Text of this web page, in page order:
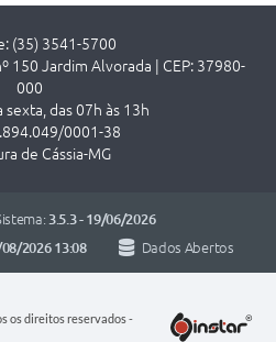
(35) 3541-5700
150 Jardim Alvorada | CEP: 37980-
000
sexta, das 07h às 13h
0001-38
de Cássia-MG
3.5.3 - 19/06/2026
2026 13:08 Dados Abertos
os direitos reservados -